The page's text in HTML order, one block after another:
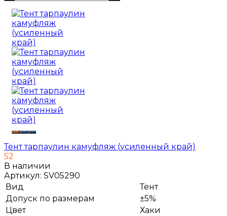
Тент тарпаулин камуфляж (усиленный край)
52
В наличии
Артикул: SV05290
Вид
Тент
Допуск по размерам
±5%
Цвет
Хаки